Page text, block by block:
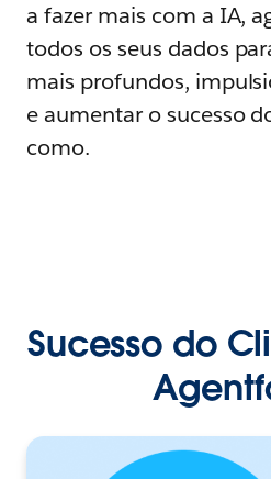
a fazer mais com a IA,
todos os seus dados
mais profundos,
e aumentar o sucesso
como.
Sucesso do